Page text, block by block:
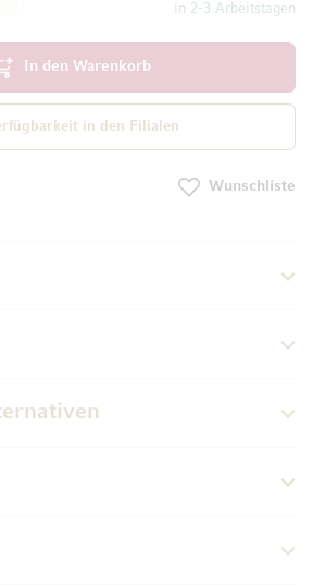
in 2-3 Arbeitstagen
In den Warenkorb
in den Filialen
Wunschliste